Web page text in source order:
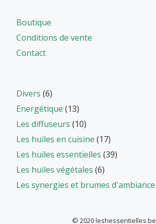
Boutique
Conditions de vente
Contact
Divers (6)
Energétique (13)
Les diffuseurs (10)
Les huiles en cuisine (17)
Les huiles essentielles (39)
Les huiles végétales (6)
Les synergies et brumes d'ambiance
© 2020 leshessentielles.be